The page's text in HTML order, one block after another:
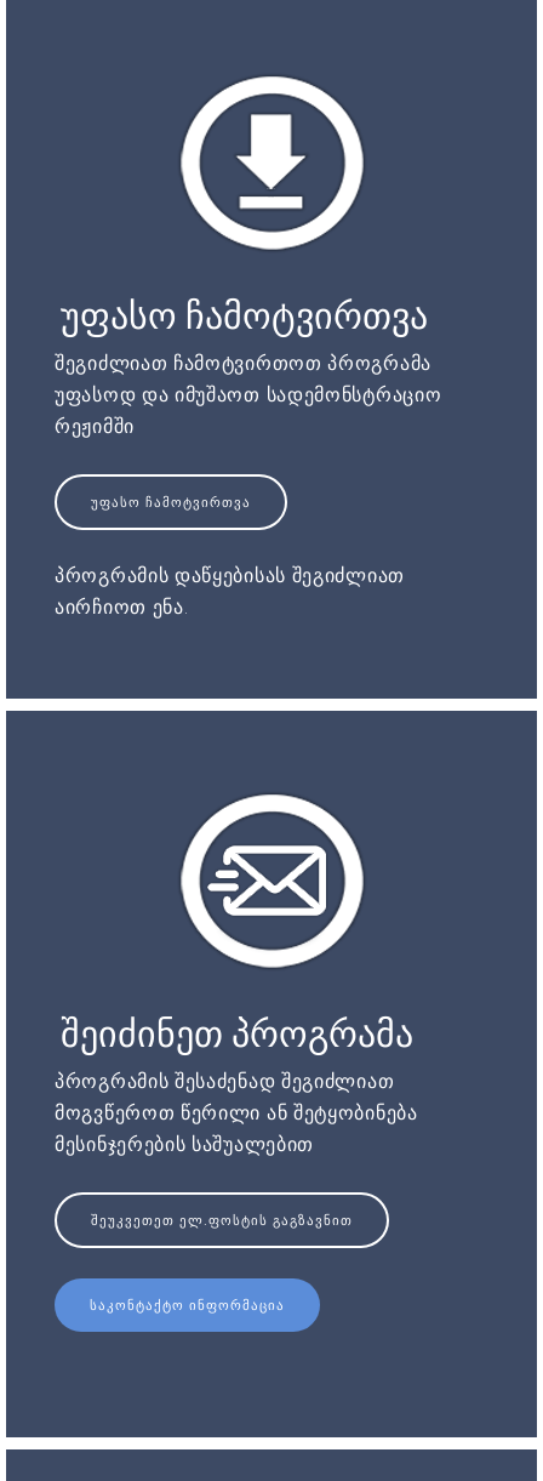
უფასო ჩამოტვირთვა
შეგიძლიათ ჩამოტვირთოთ პროგრამა
უფასოდ და იმუშაოთ სადემონსტრაციო
რეჟიმში
ᲣᲤᲐᲡᲝ ᲩᲐᲛᲝᲢᲕᲘᲠᲗᲕᲐ
პროგრამის დაწყებისას შეგიძლიათ
აირჩიოთ ენა.
შეიძინეთ პროგრამა
პროგრამის შესაძენად შეგიძლიათ
მოგვწეროთ წერილი ან შეტყობინება
მესინჯერების საშუალებით
ᲨᲔᲣᲙᲕᲔᲗᲔᲗ ᲔᲚ.ᲤᲝᲡᲢᲘᲡ ᲒᲐᲒᲖᲐᲕᲜᲘᲗ
ᲡᲐᲙᲝᲜᲢᲐᲥᲢᲝ ᲘᲜᲤᲝᲠᲛᲐᲪᲘᲐ